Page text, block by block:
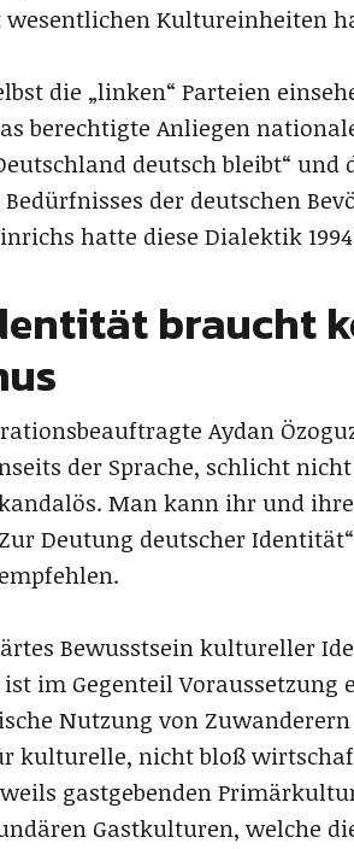
wesentlichen Kultureinheiten
die „linken“ Parteien
berechtigte Anliegen
deutsch bleibt“ und
der deutschen
hatte diese Dialektik
braucht
Aydan
der Sprache, schlicht
Man kann ihr und
Deutung deutscher
Bewusstsein kultureller
im Gegenteil
Nutzung von
kulturelle, nicht bloß
gastgebenden
Gastkulturen, welche